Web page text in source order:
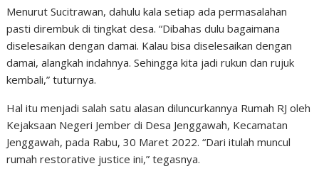
Menurut Sucitrawan, dahulu kala setiap ada permasalahan
pasti dirembuk di tingkat desa. “Dibahas dulu bagaimana
diselesaikan dengan damai. Kalau bisa diselesaikan dengan
damai, alangkah indahnya. Sehingga kita jadi rukun dan rujuk
kembali,” tuturnya.
Hal itu menjadi salah satu alasan diluncurkannya Rumah RJ oleh
Kejaksaan Negeri Jember di Desa Jenggawah, Kecamatan
Jenggawah, pada Rabu, 30 Maret 2022. “Dari itulah muncul
rumah restorative justice ini,” tegasnya.